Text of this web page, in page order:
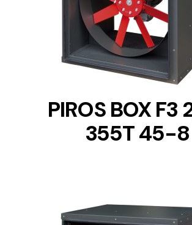
DETAILS
PIROS BOX F3
355T 45-8